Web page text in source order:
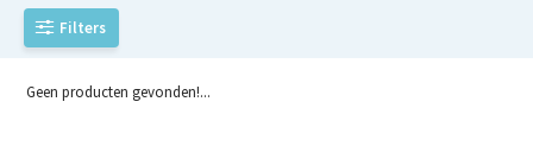
Filters
Geen producten gevonden!...